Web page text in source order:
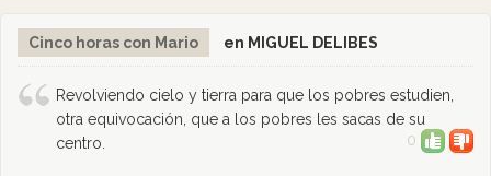
Cinco horas con Mario en MIGUEL DELIBES
Revolviendo cielo y tierra para que los pobres estudien,
otra equivocación, que a los pobres les sacas de su
centro.
0